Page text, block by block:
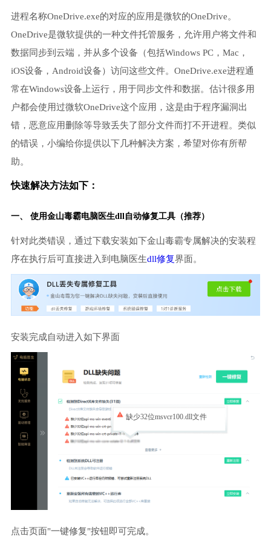
进程名称OneDrive.exe的对应的应用是微软的OneDrive。
OneDrive是微软提供的一种文件托管服务，允许用户将文件和
数据同步到云端，并从多个设备（包括Windows PC，Mac，
iOS设备，Android设备）访问这些文件。OneDrive.exe进程通
常在Windows设备上运行，用于同步文件和数据。估计很多用
户都会使用过微软OneDrive这个应用，这是由于程序漏洞出
错，恶意应用删除等导致丢失了部分文件而打不开进程。类似
的错误，小编给你提供以下几种解决方案，希望对你有所帮
助。
快速解决方法如下：
一、 使用金山毒霸电脑医生dll自动修复工具（推荐）
针对此类错误，通过下载安装如下金山毒霸专属解决的安装程
序在执行后可直接进入到电脑医生dll修复界面。
安装完成自动进入如下界面
缺少32位msvcr100.dll文件
点击页面"一键修复"按钮即可完成。